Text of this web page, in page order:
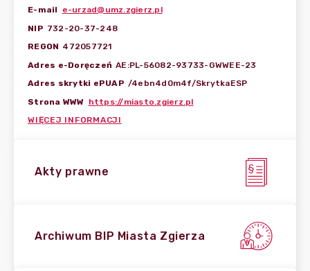
E-mail e-urzad@umz.zgierz.pl
NIP 732-20-37-248
REGON 472057721
Adres e-Doręczeń AE:PL-56082-93733-GWWEE-23
Adres skrytki ePUAP /4ebn4d0m4f/SkrytkaESP
Strona WWW https://miasto.zgierz.pl
WIĘCEJ INFORMACJI
Akty prawne
Archiwum BIP Miasta Zgierza